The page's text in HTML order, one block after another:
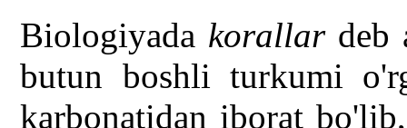
Biologiyada korallardeb
butun boshli turkumi
karbonatidan iborat